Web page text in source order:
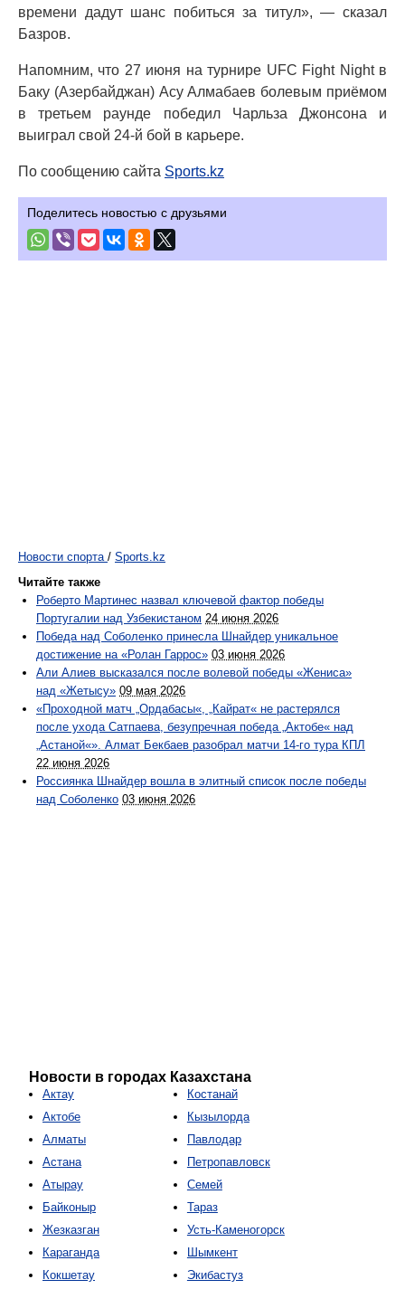
времени дадут шанс побиться за титул», — сказал
Базров.
Напомним, что 27 июня на турнире UFC Fight Night в
Баку (Азербайджан) Асу Алмабаев болевым приёмом
в третьем раунде победил Чарльза Джонсона и
выиграл свой 24-й бой в карьере.
По сообщению сайта Sports.kz
Поделитесь новостью с друзьями
Новости спорта / Sports.kz
Читайте также
Роберто Мартинес назвал ключевой фактор победы
Португалии над Узбекистаном 24 июня 2026
Победа над Соболенко принесла Шнайдер уникальное
достижение на «Ролан Гаррос» 03 июня 2026
Али Алиев высказался после волевой победы «Жениса»
над «Жетысу» 09 мая 2026
«Проходной матч „Ордабасы«, „Кайрат« не растерялся
после ухода Сатпаева, безупречная победа „Актобе« над
„Астаной«». Алмат Бекбаев разобрал матчи 14-го тура КПЛ
22 июня 2026
Россиянка Шнайдер вошла в элитный список после победы
над Соболенко 03 июня 2026
Новости в городах Казахстана
Актау
Актобе
Алматы
Астана
Атырау
Байконыр
Жезказган
Караганда
Кокшетау
Костанай
Кызылорда
Павлодар
Петропавловск
Семей
Тараз
Усть-Каменогорск
Шымкент
Экибастуз